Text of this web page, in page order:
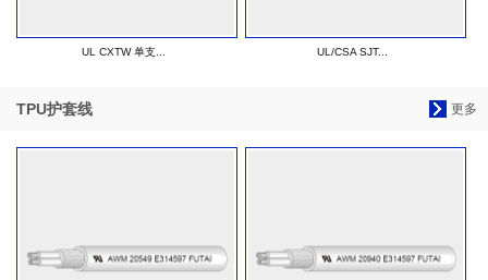
UL CXTW 单支... UL/CSA SJT...
更多
TPU护套线